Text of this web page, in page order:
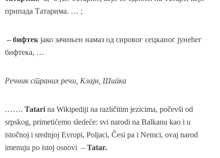
припада Татарима. … ;
– бифтек јако зачињен намаз од сировог сецканог јунећег
бифтека, …
Речник страних речи, Клајн, Шипка
……. Tatari na Wikipediji na različitim jezicima, počevši od
srpskog, primetićemo sledeće: svi narodi na Balkanu kao i u
istočnoj i srednjoj Evropi, Poljaci, Česi pa i Nemci, ovaj narod
imenuju po istoj osnovi – Tatar.